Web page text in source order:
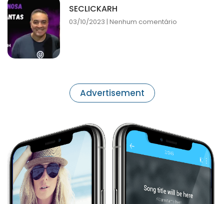
SECLICKARH
03/10/2023 Nenhum comentário
Advertisement